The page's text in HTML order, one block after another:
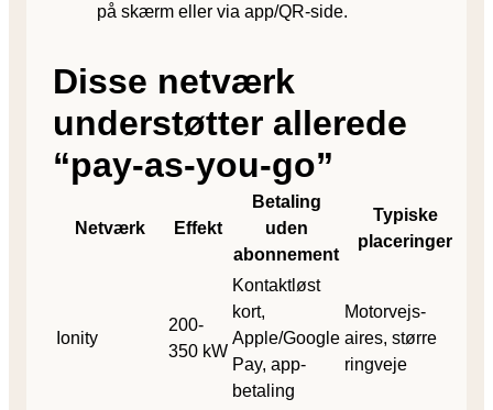
på skærm eller via app/QR-side.
Disse netværk
understøtter allerede
“pay-as-you-go”
Netværk Effekt
Betaling
uden
abonnement
Typiske
placeringer
Ionity
200-
350 kW
Kontaktløst
kort,
Apple/Google
Pay, app-
betaling
Motorvejs-
aires, større
ringveje